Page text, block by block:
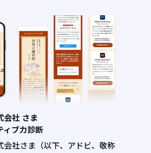
会社 さま
ィブ力診断
会社さま（以下、アドビ、敬称